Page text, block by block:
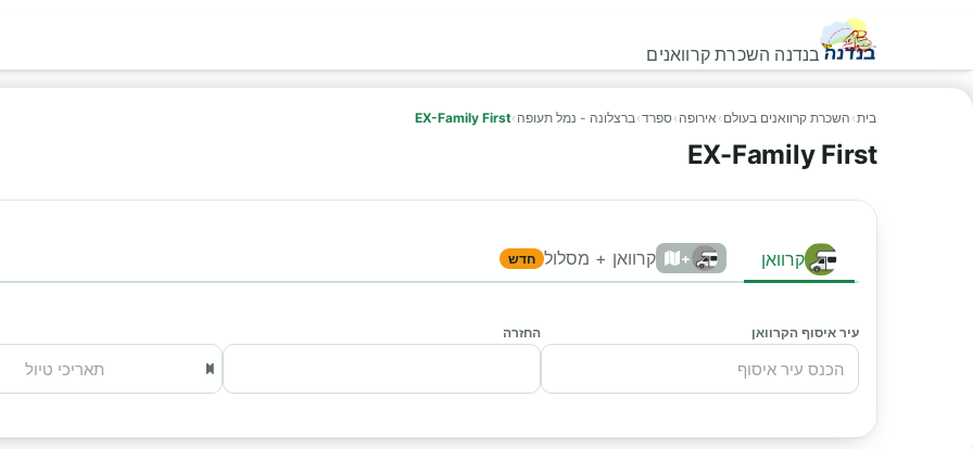
בנדנה השכרת קרוואנים
בית› השכרת קרוואנים בעולם › אירופה ›ספרד›ברצלונה - נמל תעופה ›
EX-Family First
EX-Family First
קרוואן + קרוואן + מסלול חדש
עיר איסוף הקרוואן החזרה